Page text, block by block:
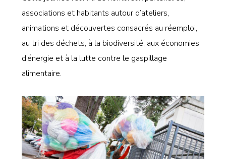
associations et habitants autour d’ateliers,
animations et découvertes consacrés au réemploi,
au tri des déchets, à la biodiversité, aux économies
d’énergie et à la lutte contre le gaspillage
alimentaire.